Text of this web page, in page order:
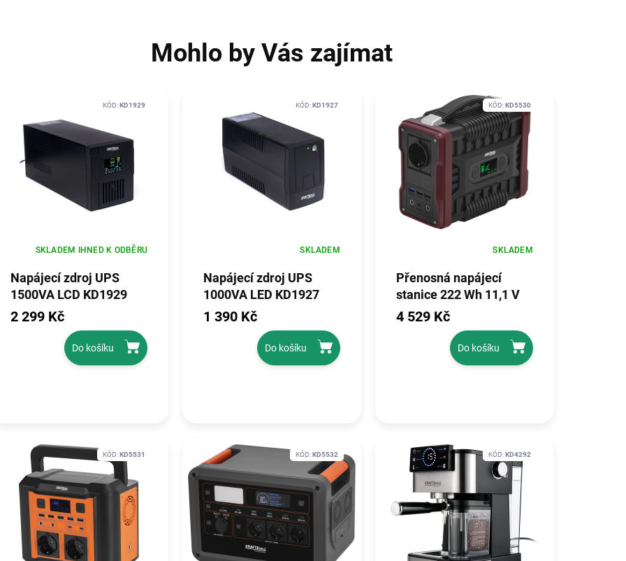
Mohlo by Vás zajímat
Napájecí zdroj UPS
1500VA LCD KD1929
SKLADEM IHNED K ODBĚRU
2 299 Kč
Do košíku
KÓD:KD1929
Napájecí zdroj UPS
1000VA LED KD1927
SKLADEM
1 390 Kč
Do košíku
KÓD:KD1927
Přenosná napájecí
stanice 222 Wh 11,1 V
SKLADEM
4 529 Kč
Do košíku
KÓD:KD5530
KÓD:KD5531 KÓD:KD5532 KÓD:KD4292